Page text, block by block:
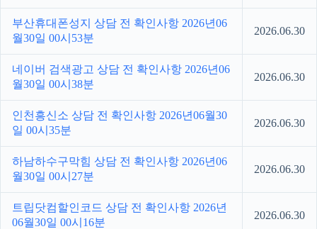
부산휴대폰성지 상담 전 확인사항 2026년06
월30일 00시53분
2026.06.30
네이버 검색광고 상담 전 확인사항 2026년06
월30일 00시38분
2026.06.30
인천흥신소 상담 전 확인사항 2026년06월30
일 00시35분
2026.06.30
하남하수구막힘 상담 전 확인사항 2026년06
월30일 00시27분
2026.06.30
트립닷컴할인코드 상담 전 확인사항 2026년
06월30일 00시16분
2026.06.30